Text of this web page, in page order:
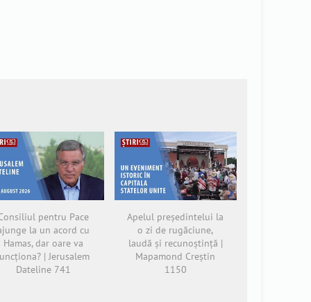
pentru Pace
la un acord cu
Hamas, dar oare va
| Jerusalem
Dateline 741
Apelul președintelui la
o zi de rugăciune,
laudă și recunoștință |
Mapamond Creștin
1150